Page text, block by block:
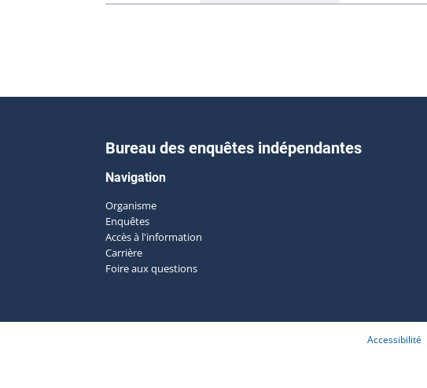
Bureau des enquêtes indépendantes
Navigation
Organisme
Enquêtes
Accès à l'information
Carrière
Foire aux questions
Accessibilité